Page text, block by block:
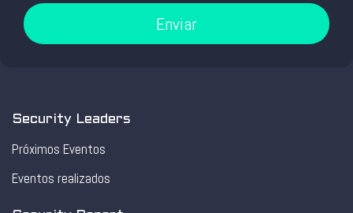
Enviar
Security Leaders
Próximos Eventos
Eventos realizados